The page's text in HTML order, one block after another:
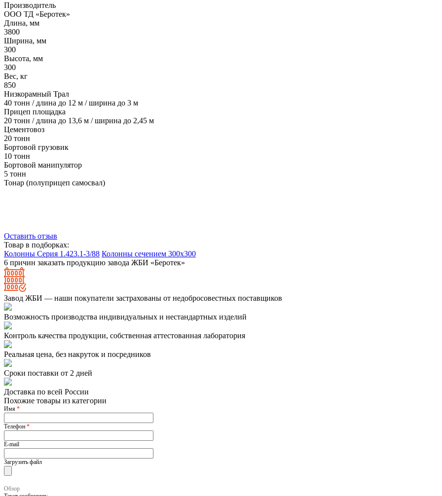
Производитель
ООО ТД «Беротек»
Длина, мм
3800
Ширина, мм
300
Высота, мм
300
Вес, кг
850
Низкорамный Трал
40 тонн / длина до 12 м / ширина до 3 м
Прицеп площадка
20 тонн / длина до 13,6 м / ширина до 2,45 м
Цементовоз
20 тонн
Бортовой грузовик
10 тонн
Бортовой манипулятор
5 тонн
Тонар (полуприцеп самосвал)
Оставить отзыв
Товар в подборках:
Колонны Серия 1.423.1-3/88 Колонны сечением 300x300
6 причин заказать продукцию завода ЖБИ «Беротек»
Завод ЖБИ — наши покупатели застрахованы от недобросовестных поставщиков
Возможность производства индивидуальных и нестандартных изделий
Контроль качества продукции, собственная аттестованная лаборатория
Реальная цена, без накруток и посредников
Сроки поставки от 2 дней
Доставка по всей России
Похожие товары из категории
Имя *
Телефон *
E-mail
Загрузить файл
Обзор